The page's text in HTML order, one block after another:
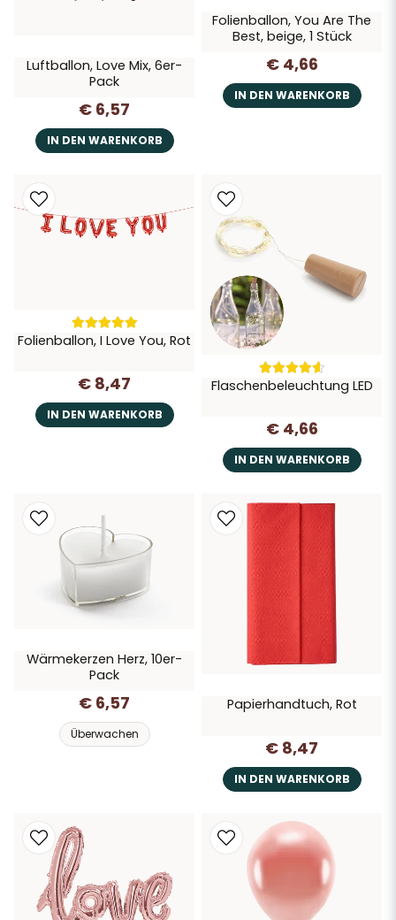
Luftballon, Love Mix, 6er-
Pack
€ 6,57
IN DEN WARENKORB
Folienballon, You Are The
Best, beige, 1 Stück
€ 4,66
IN DEN WARENKORB
Folienballon, I Love You, Rot
€ 8,47
IN DEN WARENKORB
Flaschenbeleuchtung LED
€ 4,66
IN DEN WARENKORB
Wärmekerzen Herz, 10er-
Pack
€ 6,57
Überwachen
Papierhandtuch, Rot
€ 8,47
IN DEN WARENKORB